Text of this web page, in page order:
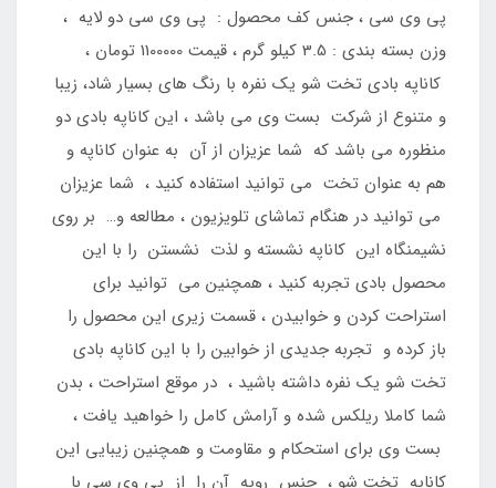
پی وی سی ، جنس کف محصول : پی وی سی دو لایه ،
وزن بسته بندی : 3.5 کیلو گرم ، قیمت 1100000 تومان ،
کاناپه بادی تخت شو یک نفره با رنگ های بسیار شاد، زیبا
و متنوع از شرکت بست وی می باشد ، این کاناپه بادی دو
منظوره می باشد که شما عزیزان از آن به عنوان کاناپه و
هم به عنوان تخت می توانید استفاده کنید ، شما عزیزان
می توانید در هنگام تماشای تلویزیون ، مطالعه و… بر روی
نشیمنگاه این کاناپه نشسته و لذت نشستن را با این
محصول بادی تجربه کنید ، همچنین می توانید برای
استراحت کردن و خوابیدن ، قسمت زیری این محصول را
باز کرده و تجربه جدیدی از خوابین را با این کاناپه بادی
تخت شو یک نفره داشته باشید ، در موقع استراحت ، بدن
شما کاملا ریلکس شده و آرامش کامل را خواهید یافت ،
بست وی برای استحکام و مقاومت و همچنین زیبایی این